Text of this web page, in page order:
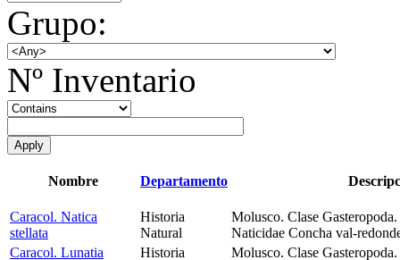
Grupo:
Nº Inventario
Nombre Departamento
Caracol. Natica
stellata
Historia
Natural
Molusco. Clase
Naticidae Concha val-
Caracol. Lunatia
Historia
Molusco. Clase